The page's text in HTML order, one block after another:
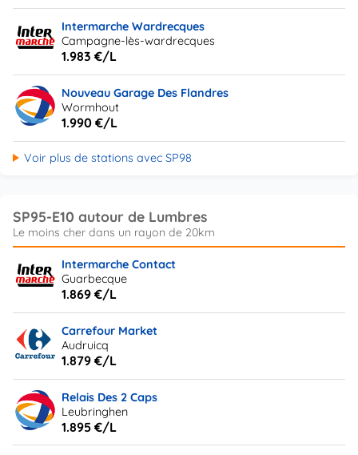
Intermarche Wardrecques
Campagne-lès-wardrecques
1.983 €/L
Nouveau Garage Des Flandres
Wormhout
1.990 €/L
Voir plus de stations avec SP98
SP95-E10 autour de Lumbres
Intermarche Contact
Guarbecque
1.869 €/L
Carrefour Market
Audruicq
1.879 €/L
Relais Des 2 Caps
Leubringhen
1.895 €/L